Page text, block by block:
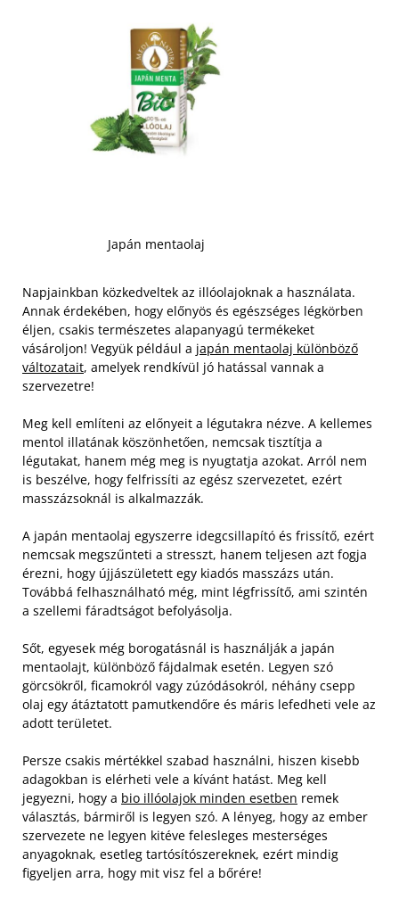
Japán mentaolaj
Napjainkban közkedveltek az illóolajoknak a használata.
Annak érdekében, hogy előnyös és egészséges légkörben
éljen, csakis természetes alapanyagú termékeket
vásároljon! Vegyük például a japán mentaolaj különböző
változatait, amelyek rendkívül jó hatással vannak a
szervezetre!
Meg kell említeni az előnyeit a légutakra nézve. A kellemes
mentol illatának köszönhetően, nemcsak tisztítja a
légutakat, hanem még meg is nyugtatja azokat. Arról nem
is beszélve, hogy felfrissíti az egész szervezetet, ezért
masszázsoknál is alkalmazzák.
A japán mentaolaj egyszerre idegcsillapító és frissítő, ezért
nemcsak megszűnteti a stresszt, hanem teljesen azt fogja
érezni, hogy újjászületett egy kiadós masszázs után.
Továbbá felhasználható még, mint légfrissítő, ami szintén
a szellemi fáradtságot befolyásolja.
Sőt, egyesek még borogatásnál is használják a japán
mentaolajt, különböző fájdalmak esetén. Legyen szó
görcsökről, ficamokról vagy zúzódásokról, néhány csepp
olaj egy átáztatott pamutkendőre és máris lefedheti vele az
adott területet.
Persze csakis mértékkel szabad használni, hiszen kisebb
adagokban is elérheti vele a kívánt hatást. Meg kell
jegyezni, hogy a bio illóolajok minden esetben remek
választás, bármiről is legyen szó. A lényeg, hogy az ember
szervezete ne legyen kitéve felesleges mesterséges
anyagoknak, esetleg tartósítószereknek, ezért mindig
figyeljen arra, hogy mit visz fel a bőrére!